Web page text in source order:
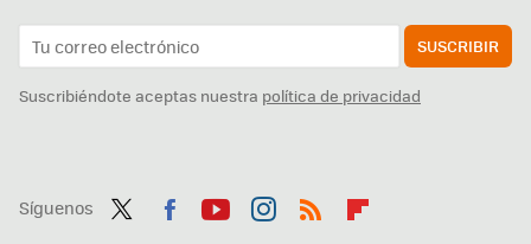
SUSCRIBIR
Suscribiéndote aceptas nuestra política de privacidad
Síguenos